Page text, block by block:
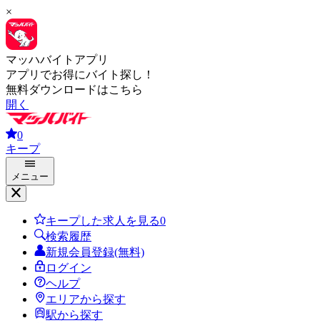
×
マッハバイトアプリ
アプリでお得にバイト探し！
無料ダウンロードはこちら
開く
0
キープ
メニュー
キープした求人を見る0
検索履歴
新規会員登録(無料)
ログイン
ヘルプ
エリアから探す
駅から探す